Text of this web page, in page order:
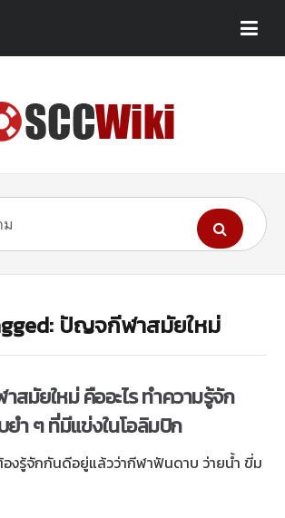
ปัญจกีฬาสมัยใหม่
มัยใหม่ คืออะไร ทำความรู้จัก
ำ ๆ ที่มีแข่งในโอลิมปิก
งรู้จักกันดีอยู่แล้วว่ากีฬาฟันดาบ ว่ายน้ำ ขี่ม